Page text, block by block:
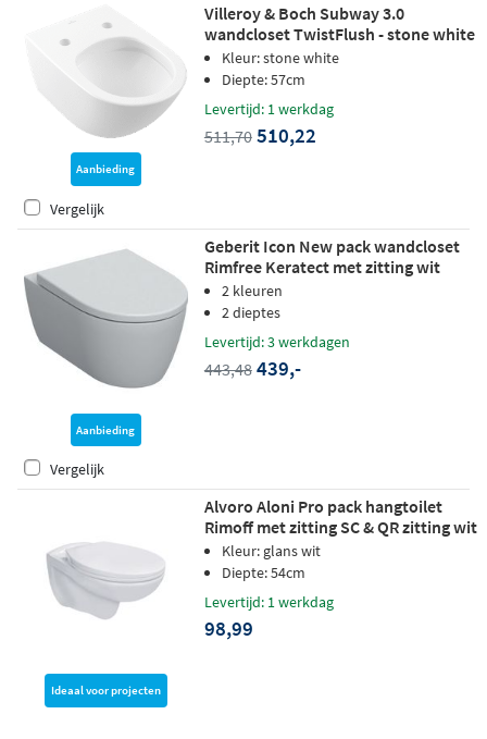
Aanbieding
Villeroy & Boch Subway 3.0
wandcloset TwistFlush - stone white
- CeramicPlus
Kleur: stone white
Diepte: 57cm
Levertijd: 1 werkdag
511,70 510,22
Vergelijk
Aanbieding
Geberit Icon New pack wandcloset
Rimfree Keratect met zitting wit
2 kleuren
2 dieptes
Levertijd: 3 werkdagen
443,48 439,-
Vergelijk
Ideaal voor projecten
Alvoro Aloni Pro pack hangtoilet
Rimoff met zitting SC & QR zitting wit
Kleur: glans wit
Diepte: 54cm
Levertijd: 1 werkdag
98,99